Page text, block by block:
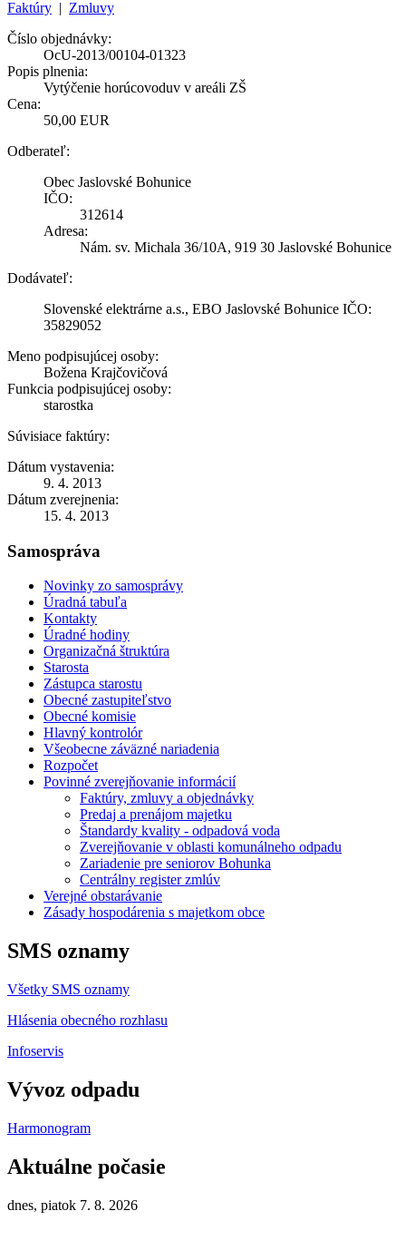
Faktúry | Zmluvy
Číslo objednávky:
OcU-2013/00104-01323
Popis plnenia:
Vytýčenie horúcovoduv v areáli ZŠ
Cena:
50,00 EUR
Odberateľ:
Obec Jaslovské Bohunice
IČO:
312614
Adresa:
Nám. sv. Michala 36/10A, 919 30 Jaslovské Bohunice
Dodávateľ:
Slovenské elektrárne a.s., EBO Jaslovské Bohunice IČO:
35829052
Meno podpisujúcej osoby:
Božena Krajčovičová
Funkcia podpisujúcej osoby:
starostka
Súvisiace faktúry:
Dátum vystavenia:
9. 4. 2013
Dátum zverejnenia:
15. 4. 2013
Samospráva
Novinky zo samosprávy
Úradná tabuľa
Kontakty
Úradné hodiny
Organizačná štruktúra
Starosta
Zástupca starostu
Obecné zastupiteľstvo
Obecné komisie
Hlavný kontrolór
Všeobecne záväzné nariadenia
Rozpočet
Povinné zverejňovanie informácií
Faktúry, zmluvy a objednávky
Predaj a prenájom majetku
Štandardy kvality - odpadová voda
Zverejňovanie v oblasti komunálneho odpadu
Zariadenie pre seniorov Bohunka
Centrálny register zmlúv
Verejné obstarávanie
Zásady hospodárenia s majetkom obce
SMS oznamy
Všetky SMS oznamy
Hlásenia obecného rozhlasu
Infoservis
Vývoz odpadu
Harmonogram
Aktuálne počasie
dnes, piatok 7. 8. 2026